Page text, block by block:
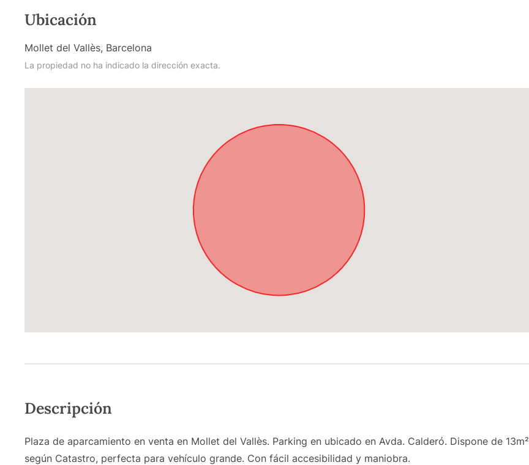
Ubicación
Mollet del Vallès, Barcelona
La propiedad no ha indicado la dirección exacta.
Descripción
Plaza de aparcamiento en venta en Mollet del Vallès. Parking en ubicado en Avda. Calderó. Dispone de 13m²
según Catastro, perfecta para vehículo grande. Con fácil accesibilidad y maniobra.